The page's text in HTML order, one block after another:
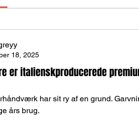
18, 2025
er italienskproducerede
har sit ry af en grund.
års brug.